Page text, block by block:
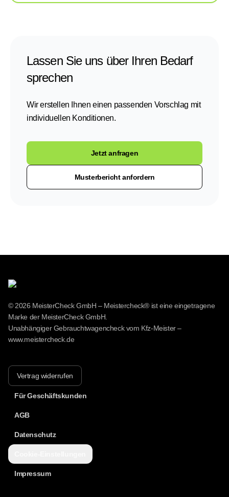
Lassen Sie uns über Ihren Bedarf
sprechen
Wir erstellen Ihnen einen passenden Vorschlag mit
individuellen Konditionen.
Jetzt anfragen
Musterbericht anfordern
© 2026 MeisterCheck GmbH – Meistercheck® ist eine eingetragene
Marke der MeisterCheck GmbH.
Unabhängiger Gebrauchtwagencheck vom Kfz-Meister –
www.meistercheck.de
Vertrag widerrufen
Für Geschäftskunden
AGB
Datenschutz
Impressum